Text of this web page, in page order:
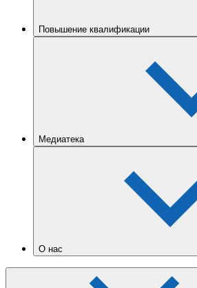
Повышение квалификации
Медиатека
О нас